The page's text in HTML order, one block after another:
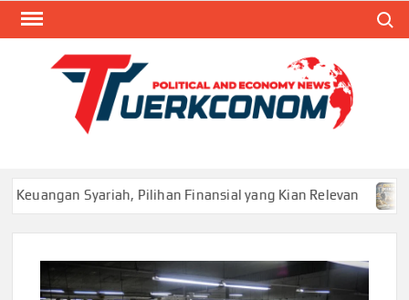
Skip
Syariah, Pilihan Finansial yang Kian Relevan